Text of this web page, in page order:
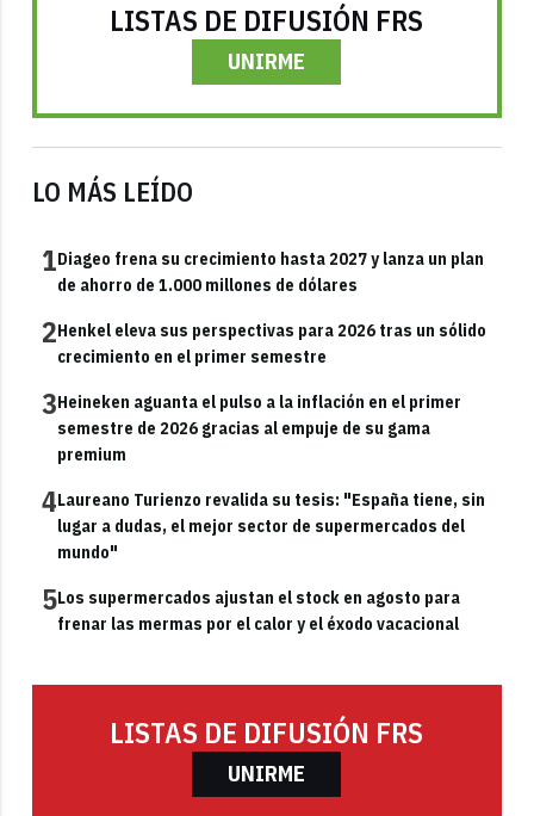
LISTAS DE DIFUSIÓN FRS
UNIRME
LO MÁS LEÍDO
1Diageo frena su crecimiento hasta 2027 y lanza un plan
de ahorro de 1.000 millones de dólares
2Henkel eleva sus perspectivas para 2026 tras un sólido
crecimiento en el primer semestre
3Heineken aguanta el pulso a la inflación en el primer
semestre de 2026 gracias al empuje de su gama
premium
4Laureano Turienzo revalida su tesis: "España tiene, sin
lugar a dudas, el mejor sector de supermercados del
mundo"
5Los supermercados ajustan el stock en agosto para
frenar las mermas por el calor y el éxodo vacacional
LISTAS DE DIFUSIÓN FRS
UNIRME